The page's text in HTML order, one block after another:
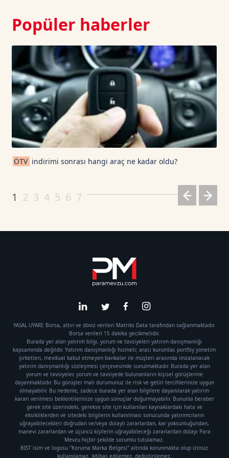
Popüler haberler
ÖTV indirimi sonrası hangi araç ne kadar oldu?
1 2 3 4 5 6 7
YASAL UYARI: Borsa, altın ve döviz verileri Matriks Data tarafından sağlanmaktadır.
Borsa verileri 15 dakika gecikmelidir.
Burada yer alan yatırım bilgi, yorum ve tavsiyeleri yatırım danışmanlığı
kapsamında değildir. Yatırım danışmanlığı hizmeti; aracı kurumlar, portföy yönetim
şirketleri, mevduat kabul etmeyen bankalar ile müşteri arasında imzalanacak
yatırım danışmanlığı sözleşmesi çerçevesinde sunulmaktadır. Burada yer alan
yorum ve tavsiyeler, yorum ve tavsiyede bulunanların kişisel görüşlerine
dayanmaktadır. Bu görüşler mali durumunuz ile risk ve getiri tercihlerinize uygun
olmayabilir. Bu nedenle, sadece burada yer alan bilgilere dayanılarak yatırım
kararı verilmesi beklentilerinize uygun sonuçlar doğurmayabilir. Bununla beraber
gerek site üzerindeki, gerekse site için kullanılan kaynaklardaki hata ve
eksikliklerden ve sitedeki bilgilerin kullanılması sonucunda yatırımcıların
uğrayabilecekleri doğrudan ve/veya dolaylı zararlardan, kar yoksunluğundan,
manevi zararlardan ve üçüncü kişilerin uğrayabileceği zararlardan dolayı Para
Mevzu hiçbir şekilde sorumlu tutulamaz.
BIST isim ve logosu "Koruma Marka Belgesi" altında korunmakta olup izinsiz
kullanılamaz, iktibas edilemez, değiştirilemez.